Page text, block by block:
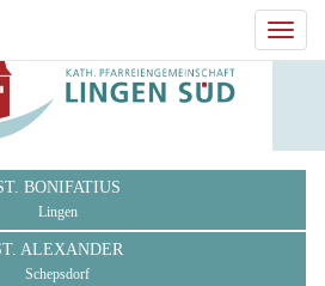
BONIFATIUS
Lingen
ALEXANDER
Schepsdorf